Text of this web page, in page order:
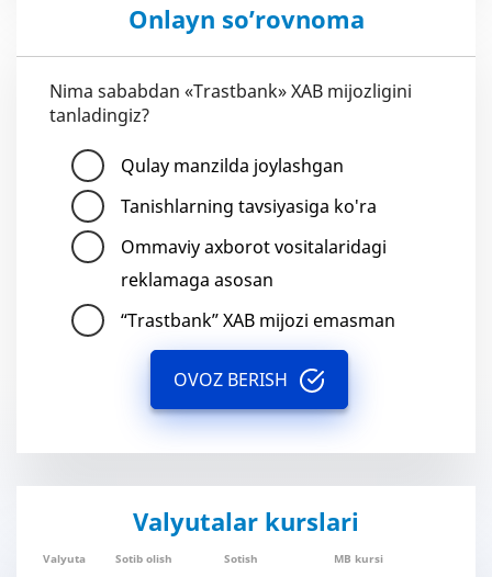
Onlayn so’rovnoma
Nima sababdan «Trastbank» XAB mijozligini
tanladingiz?
Qulay manzilda joylashgan
Tanishlarning tavsiyasiga ko'ra
Ommaviy axborot vositalaridagi
reklamaga asosan
“Trastbank” XAB mijozi emasman
OVOZ BERISH
Valyutalar kurslari
Valyuta Sotib olish Sotish MB kursi